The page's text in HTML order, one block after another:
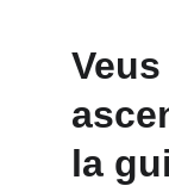
la